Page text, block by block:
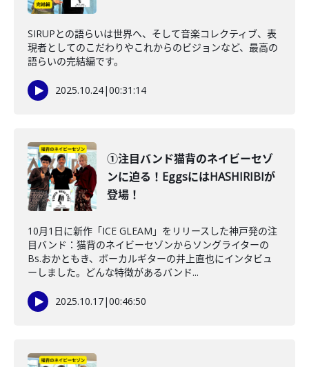
SIRUPとの語らいは世界へ、そして音楽コレクティブ、表
現者としてのこだわりやこれからのビジョンなど、最高の
語らいの完結編です。
2025.10.24|00:31:14
①注目バンド猫背のネイビーセゾ
ンに迫る！EggsにはHASHIRIBIが
登場！
10月1日に新作「ICE GLEAM」をリリースした神戸発の注
目バンド：猫背のネイビーセゾンからソングライターの
Bs.おかともき、ボーカルギターの井上直也にインタビュ
ーしました。どんな特徴があるバンド...
2025.10.17|00:46:50